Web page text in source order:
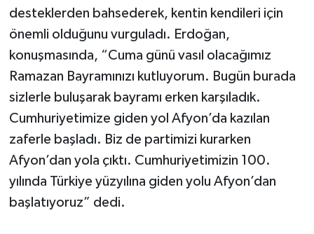
desteklerden bahsederek, kentin kendileri için
önemli olduğunu vurguladı. Erdoğan,
konuşmasında, “Cuma günü vasıl olacağımız
Ramazan Bayramınızı kutluyorum. Bugün burada
sizlerle buluşarak bayramı erken karşıladık.
Cumhuriyetimize giden yol Afyon’da kazılan
zaferle başladı. Biz de partimizi kurarken
Afyon’dan yola çıktı. Cumhuriyetimizin 100.
yılında Türkiye yüzyılına giden yolu Afyon’dan
başlatıyoruz” dedi.